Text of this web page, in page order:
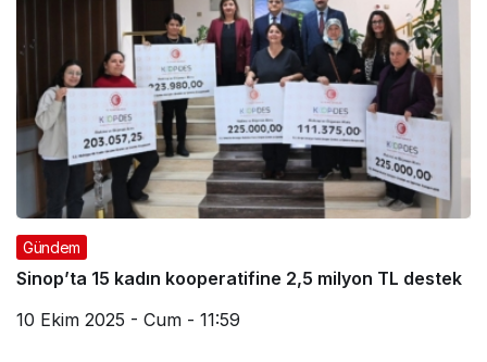
Gündem
Sinop’ta 15 kadın kooperatifine 2,5 milyon TL destek
10 Ekim 2025 - Cum - 11:59